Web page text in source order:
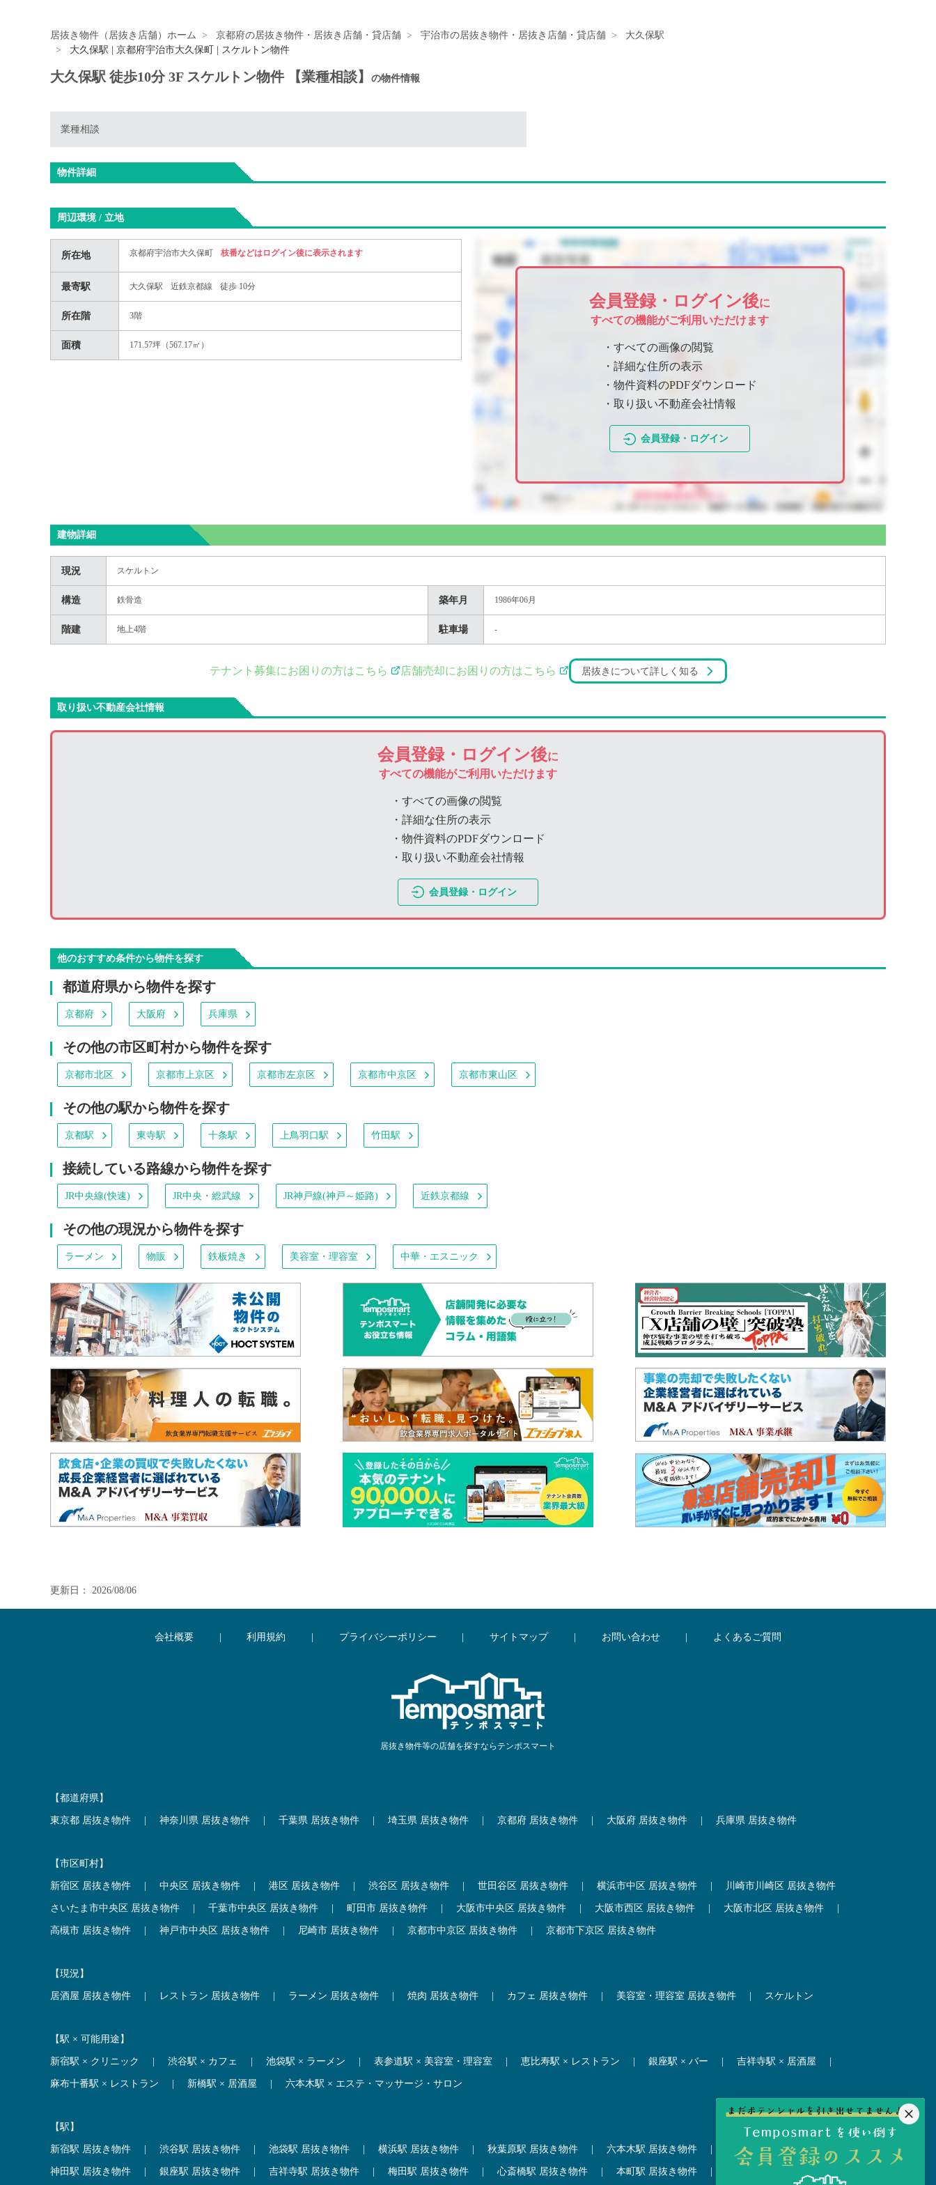
居抜き物件（居抜き店舗）ホーム 京都府の居抜き物件・居抜き店舗・貸店舗 宇治市の居抜き物件・居抜き店舗・貸店舗
大久保駅
大久保駅 | 京都府宇治市大久保町 | スケルトン物件
大久保駅 徒歩10分 3F スケルトン物件 【業種相談】 の物件情報
業種相談
物件詳細
周辺環境 / 立地
所在地 京都府宇治市大久保町 枝番などはログイン後に表示されます
最寄駅 大久保駅 近鉄京都線 徒歩 10分
所在階 3階
面積 171.57坪（567.17㎡）
会員登録・ログイン後に
すべての機能がご利用いただけます
・すべての画像の閲覧
・詳細な住所の表示
・物件資料のPDFダウンロード
・取り扱い不動産会社情報
会員登録・ログイン
建物詳細
現況 スケルトン
構造 鉄骨造 築年月 1986年06月
階建 地上4階 駐車場 -
テナント募集にお困りの方はこちら 店舗売却にお困りの方はこちら 居抜きについて詳しく知る
取り扱い不動産会社情報
会員登録・ログイン後に
すべての機能がご利用いただけます
・すべての画像の閲覧
・詳細な住所の表示
・物件資料のPDFダウンロード
・取り扱い不動産会社情報
会員登録・ログイン
他のおすすめ条件から物件を探す
都道府県から物件を探す
京都府 大阪府 兵庫県
その他の市区町村から物件を探す
京都市北区 京都市上京区 京都市左京区 京都市中京区 京都市東山区
その他の駅から物件を探す
京都駅 東寺駅 十条駅 上鳥羽口駅 竹田駅
接続している路線から物件を探す
JR中央線(快速) JR中央・総武線 JR神戸線(神戸～姫路) 近鉄京都線
その他の現況から物件を探す
ラーメン 物販 鉄板焼き 美容室・理容室 中華・エスニック
更新日： 2026/08/06
会社概要 利用規約 プライバシーポリシー サイトマップ お問い合わせ よくあるご質問
居抜き物件等の店舗を探すならテンポスマート
【都道府県】
東京都 居抜き物件 神奈川県 居抜き物件 千葉県 居抜き物件 埼玉県 居抜き物件 京都府 居抜き物件 大阪府 居抜き物件 兵庫県 居抜き物件
【市区町村】
新宿区 居抜き物件 中央区 居抜き物件 港区 居抜き物件 渋谷区 居抜き物件 世田谷区 居抜き物件 横浜市中区 居抜き物件 川崎市川崎区 居抜き物件
さいたま市中央区 居抜き物件 千葉市中央区 居抜き物件 町田市 居抜き物件 大阪市中央区 居抜き物件 大阪市西区 居抜き物件 大阪市北区 居抜き物件
高槻市 居抜き物件 神戸市中央区 居抜き物件 尼崎市 居抜き物件 京都市中京区 居抜き物件 京都市下京区 居抜き物件
【現況】
居酒屋 居抜き物件 レストラン 居抜き物件 ラーメン 居抜き物件 焼肉 居抜き物件 カフェ 居抜き物件 美容室・理容室 居抜き物件 スケルトン
【駅 × 可能用途】
新宿駅 × クリニック 渋谷駅 × カフェ 池袋駅 × ラーメン 表参道駅 × 美容室・理容室 恵比寿駅 × レストラン 銀座駅 × バー 吉祥寺駅 × 居酒屋
麻布十番駅 × レストラン 新橋駅 × 居酒屋 六本木駅 × エステ・マッサージ・サロン
【駅】
新宿駅 居抜き物件 渋谷駅 居抜き物件 池袋駅 居抜き物件 横浜駅 居抜き物件 秋葉原駅 居抜き物件 六本木駅 居抜き物件 赤坂見附駅 居抜き物件
神田駅 居抜き物件 銀座駅 居抜き物件 吉祥寺駅 居抜き物件 梅田駅 居抜き物件 心斎橋駅 居抜き物件 本町駅 居抜き物件